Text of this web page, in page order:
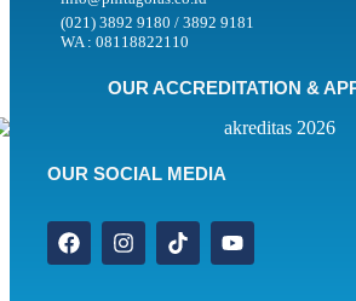
(021) 3892 9180 / 3892 9181
WA : 08118822110
OUR ACCREDITATION &
OUR SOCIAL MEDIA